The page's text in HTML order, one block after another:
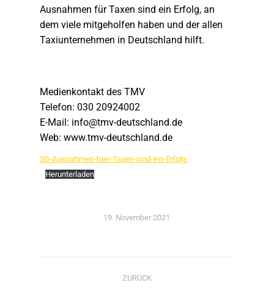
Ausnahmen für Taxen sind ein Erfolg, an
dem viele mitgeholfen haben und der allen
Taxiunternehmen in Deutschland hilft.
Medienkontakt des TMV
Telefon: 030 20924002
E-Mail: info@tmv-deutschland.de
Web: www.tmv-deutschland.de
3G-Ausnahmen-fuer-Taxen-sind-ein-Erfolg-
Herunterladen
19. November 2021
Kommentarnavigation
ZURÜCK